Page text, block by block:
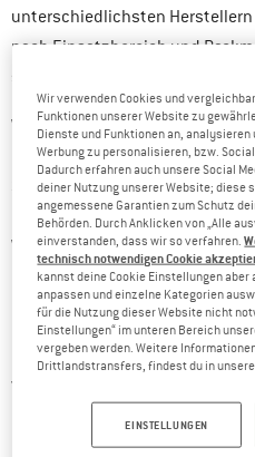
unterschiedlichsten
nach Einsatzbereich und
Worauf es also bei einer guten
und worauf man dabei achten
Stephan in seinem Blogbeitrag „
Erste Hilfe“ einmal ein paar
Wer also genau wissen will,
neuen Erste-Hilfe-Beutels
Blogbeitrag genau richtig.
Doch auch wenn der Erste-
wurde und optimal auf die
abgestimmt ist, lohnt es sich
Liebe zukommen zu lassen.
Wir verwenden Cookies und
Funktionen unserer Website zu
Dienste und Funktionen an,
Werbung zu personalisieren, bzw.
Dadurch erfahren auch unsere Social
deiner Nutzung unserer Website;
angemessene Garantien zum Schutz
Behörden. Durch Anklicken von „Alle
einverstanden, dass wir so verfahren.
technisch notwendigen Cookie
kannst deine Cookie Einstellungen
anpassen und einzelne Kategorien
für die Nutzung dieser Website nicht
Einstellungen“ im unteren Bereich
vergeben werden. Weitere
Drittlandstransfers, findest du in
EINSTELLUNGEN